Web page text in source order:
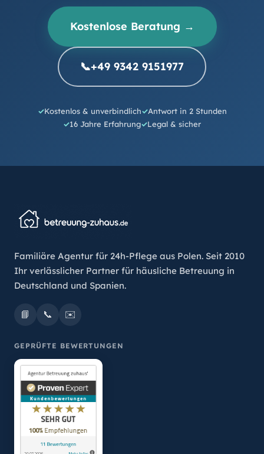
Kostenlose Beratung →
📞+49 9342 9151977
Kostenlos & unverbindlich
Antwort in 2 Stunden
16 Jahre Erfahrung
Legal & sicher
Familiäre Agentur für 24h-Pflege aus Polen. Seit 2010
Ihr verlässlicher Partner für häusliche Betreuung in
Deutschland und Spanien.
📘 📞 ✉️
GEPRÜFTE BEWERTUNGEN